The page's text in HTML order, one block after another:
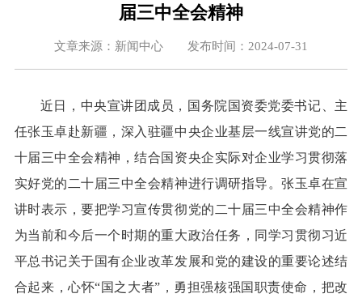
届三中全会精神
文章来源：新闻中心 发布时间：2024-07-31
近日，中央宣讲团成员，国务院国资委党委书记、主
任张玉卓赴新疆，深入驻疆中央企业基层一线宣讲党的二
十届三中全会精神，结合国资央企实际对企业学习贯彻落
实好党的二十届三中全会精神进行调研指导。张玉卓在宣
讲时表示，要把学习宣传贯彻党的二十届三中全会精神作
为当前和今后一个时期的重大政治任务，同学习贯彻习近
平总书记关于国有企业改革发展和党的建设的重要论述结
合起来，心怀“国之大者”，勇担强核强国职责使命，把改